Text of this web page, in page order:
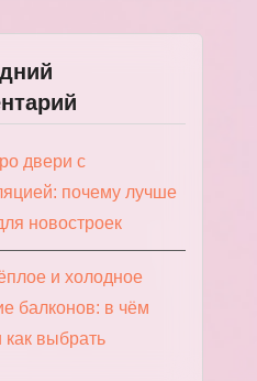
двери с
почему лучше
новостроек
и холодное
балконов: в чём
как выбрать